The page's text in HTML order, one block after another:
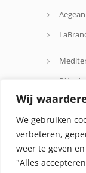
Wij
We gebruiken
verbeteren,
weer te geven
"Alles
Avra